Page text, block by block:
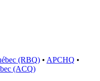
(RBQ) • APCHQ •
(ACQ)